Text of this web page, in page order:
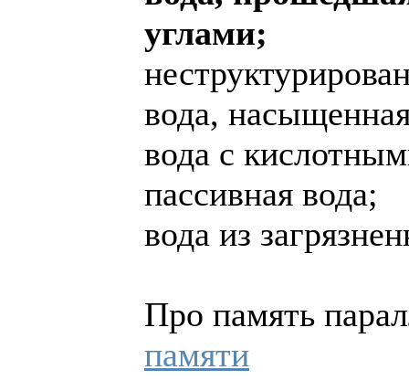
углами;
вода,
вода с
пассивная вода;
вода из
Про память
памяти